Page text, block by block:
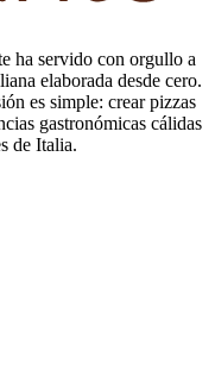
ha servido con orgullo a
elaborada desde cero.
es simple: crear pizzas
gastronómicas cálidas
de Italia.